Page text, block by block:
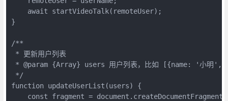
    await startVideoTalk(remoteUser);
}
/**
* 更新用户列表
* @param {Array} users 用户列表，比如 [{name: '小明
*/
function updateUserList(users) {
const fragment =